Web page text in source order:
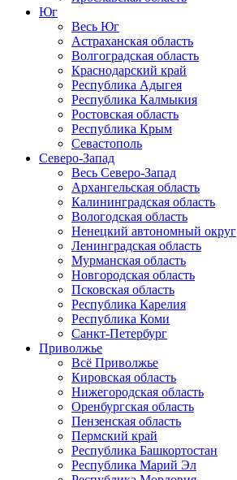
Юг
Весь Юг
Астраханская область
Волгоградская область
Краснодарский край
Республика Адыгея
Республика Калмыкия
Ростовская область
Республика Крым
Севастополь
Северо-Запад
Весь Северо-Запад
Архангельская область
Калининградская область
Вологодская область
Ненецкий автономный округ
Ленинградская область
Мурманская область
Новгородская область
Псковская область
Республика Карелия
Республика Коми
Санкт-Петербург
Приволжье
Всё Приволжье
Кировская область
Нижегородская область
Оренбургская область
Пензенская область
Пермский край
Республика Башкортостан
Республика Марий Эл